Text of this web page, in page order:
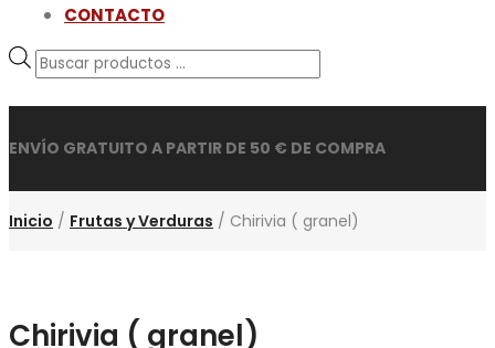
CONTACTO
Búsqueda
de
productos
ENVÍO GRATUITO A PARTIR DE 50 € DE COMPRA
Inicio / Frutas y Verduras / Chirivia ( granel)
Chirivia ( granel)